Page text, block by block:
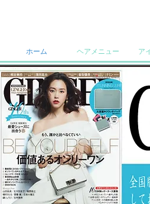
ホーム ヘアメニュー ア